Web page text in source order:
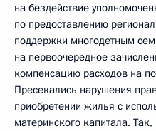
на бездействие
по предоставлению
поддержки многодетным
на первоочередное
компенсацию расходов на
Пресекались нарушения
приобретении жилья с
материнского капитала.